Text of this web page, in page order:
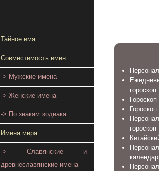
гороскоп
гороскоп
Тайное имя
Совместимость имен
-> Мужские имена
-> Женские имена
-> По знакам зодиака
Имена мира
-> Славянские и
древнеславянские имена